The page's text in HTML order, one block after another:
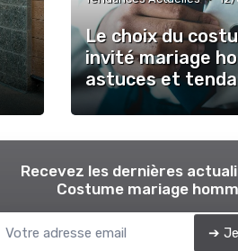
Le choix du
invité mariage
astuces et
Recevez les dernières
Costume mariage
➔